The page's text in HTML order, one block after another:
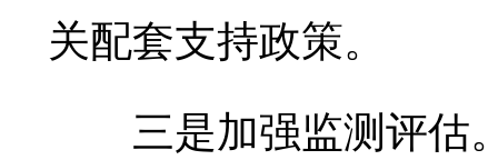
关配套支持政策。
三是加强监测评估